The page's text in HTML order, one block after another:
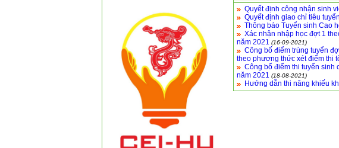
Quyết định công nhận sinh
Quyết định giao chỉ tiêu
Thông báo Tuyển sinh Cao
Xác nhận nhập học đợt 1
năm 2021 (16-09-2021)
Công bố điểm trúng tuyển
theo phương thức xét điểm thi
Công bố điểm thi tuyển sinh
năm 2021 (18-08-2021)
Hướng dẫn thi năng khiếu